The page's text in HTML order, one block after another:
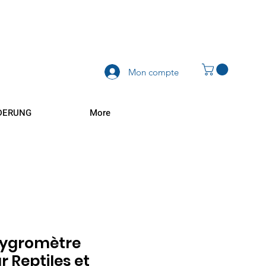
Mon compte
More
Reptiles et